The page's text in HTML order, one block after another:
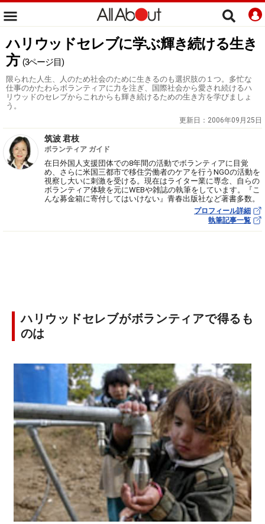
ハリウッドセレブに学ぶ輝き続ける生き
方 (3ページ目)
限られた人生、人のため社会のために生きるのも選択肢の１つ。多忙な
仕事のかたわらボランティアに力を注ぎ、国際社会から愛され続けるハ
リウッドのセレブからこれからも輝き続けるための生き方を学びましょ
う。
更新日： 2006年09月25日
筑波 君枝
ボランティア ガイド
在日外国人支援団体での8年間の活動でボランティアに目覚
め、さらに米国三都市で移住労働者のケアを行うNGOの活動を
視察し大いに刺激を受ける。現在はライター業に専念、自らの
ボランティア体験を元にWEBや雑誌の執筆をしています。『こ
んな募金箱に寄付してはいけない』青春出版社など著書多数。
プロフィール詳細
執筆記事一覧
ハリウッドセレブがボランティアで得るも
のは